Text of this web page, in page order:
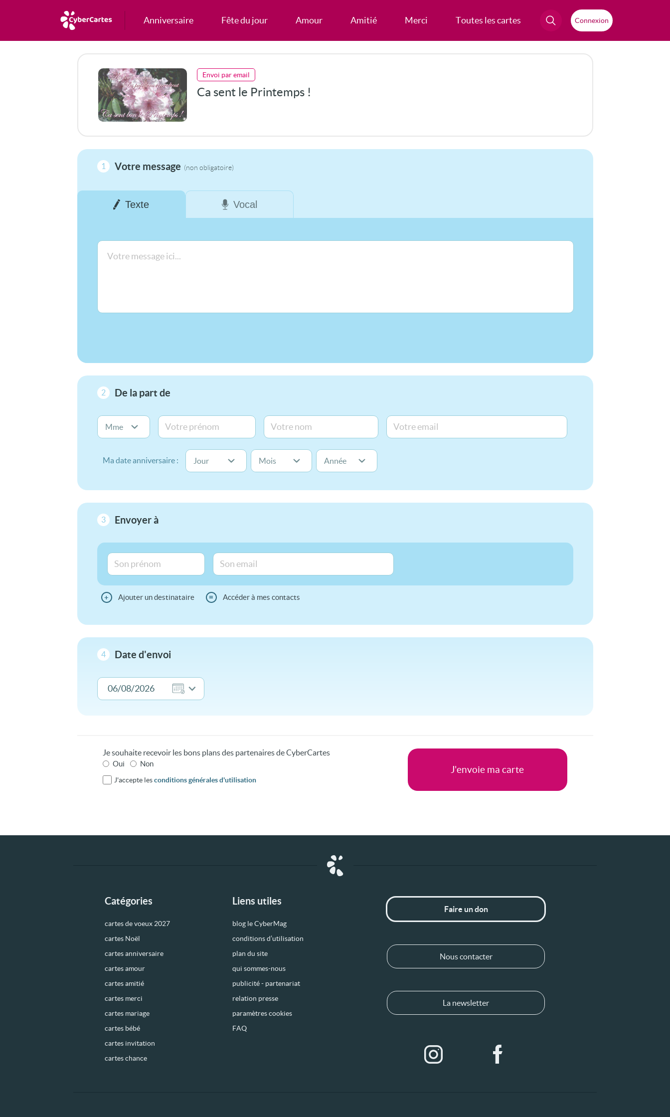
Anniversaire Fête du jour Amour Amitié Merci Toutes les cartes Connexion
Envoi par email
Ca sent le Printemps !
1 Votre message (non obligatoire)
Texte Vocal
2 De la part de
Ma date anniversaire :
3 Envoyer à
+ Ajouter un destinataire ≡ Accéder à mes contacts
4 Date d'envoi
Je souhaite recevoir les bons plans des partenaires de CyberCartes
Oui Non
J'accepte lesconditions générales d'utilisation
Catégories
cartes de voeux 2027
cartes Noël
cartes anniversaire
cartes amour
cartes amitié
cartes merci
cartes mariage
cartes bébé
cartes invitation
cartes chance
Liens utiles
blog le CyberMag
conditions d’utilisation
plan du site
qui sommes-nous
publicité - partenariat
relation presse
paramètres cookies
FAQ
Faire un don
Nous contacter
La newsletter